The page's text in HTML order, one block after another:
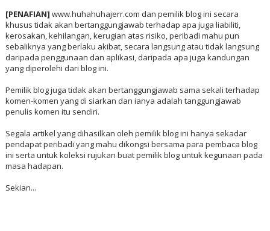
[PENAFIAN] www.huhahuhajerr.com dan pemilik blog ini secara
khusus tidak akan bertanggungjawab terhadap apa juga liabiliti,
kerosakan, kehilangan, kerugian atas risiko, peribadi mahu pun
sebaliknya yang berlaku akibat, secara langsung atau tidak langsung
daripada penggunaan dan aplikasi, daripada apa juga kandungan
yang diperolehi dari blog ini.
Pemilik blog juga tidak akan bertanggungjawab sama sekali terhadap
komen-komen yang di siarkan dan ianya adalah tanggungjawab
penulis komen itu sendiri.
Segala artikel yang dihasilkan oleh pemilik blog ini hanya sekadar
pendapat peribadi yang mahu dikongsi bersama para pembaca blog
ini serta untuk koleksi rujukan buat pemilik blog untuk kegunaan pada
masa hadapan.
Sekian...